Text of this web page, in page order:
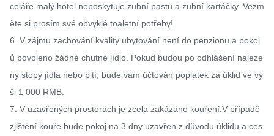
celáře malý hotel neposkytuje zubní pastu a zubní kartáčky. Vezm
ěte si prosím své obvyklé toaletní potřeby!
6. V zájmu zachování kvality ubytování není do penzionu a pokoj
ů povoleno žádné chutné jídlo. Pokud budou po odhlášení naleze
ny stopy jídla nebo pití, bude vám účtován poplatek za úklid ve vý
ši 1 000 RMB.
7. V uzavřených prostorách je zcela zakázáno kouření.V případě
zjištění kouře bude pokoj na 3 dny uzavřen z důvodu úklidu a ces